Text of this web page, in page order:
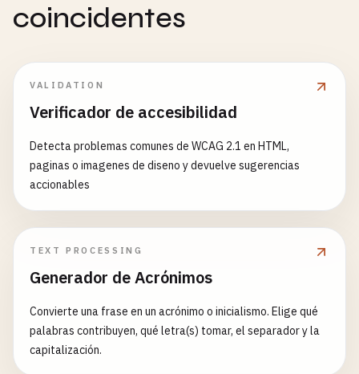
coincidentes
VALIDATION
Verificador de accesibilidad
Detecta problemas comunes de WCAG 2.1 en HTML,
paginas o imagenes de diseno y devuelve sugerencias
accionables
TEXT PROCESSING
Generador de Acrónimos
Convierte una frase en un acrónimo o inicialismo. Elige qué
palabras contribuyen, qué letra(s) tomar, el separador y la
capitalización.